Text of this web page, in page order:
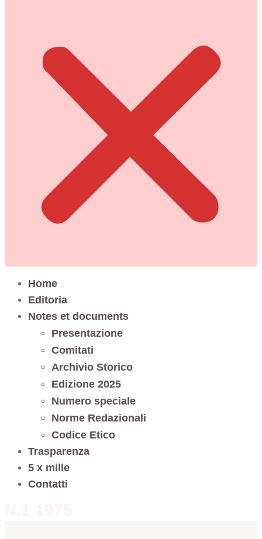
Home
Editoria
Notes et documents
Presentazione
Comitati
Archivio Storico
Edizione 2025
Numero speciale
Norme Redazionali
Codice Etico
Trasparenza
5 x mille
Contatti